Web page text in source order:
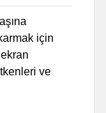
için
ve